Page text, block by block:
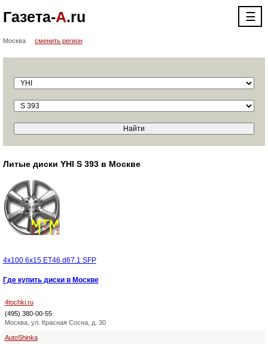
Газета-А.ru ☰
Москва сменить регион
Литые диски YHI S 393 в Москве
4x100 6x15 ET46 d67.1 SFР
Где купить диски в Москве
4tochki.ru
(495) 380-00-55
Москва, ул. Красная Сосна, д. 30
AutoShinka